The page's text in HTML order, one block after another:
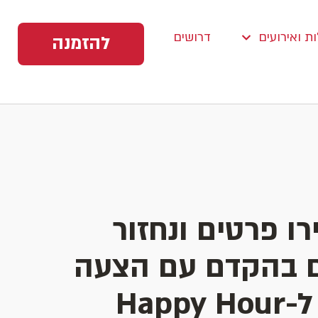
ואירועים
דרושים
להזמנה
פרטים ונחזור
בהקדם עם הצעה
שווה ל-Happy Hour